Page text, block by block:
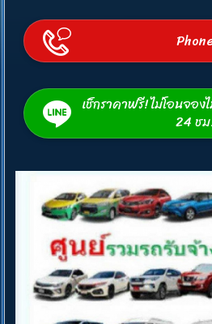
เช็กราคาฟรี! ไม่โอนจอ
24 ช